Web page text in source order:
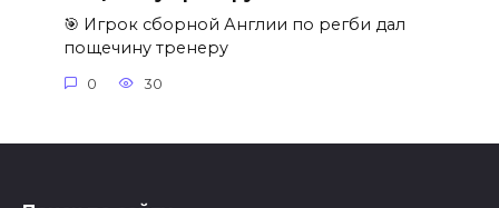
🎯 Игрок сборной Англии по регби дал
пощечину тренеру
0 30